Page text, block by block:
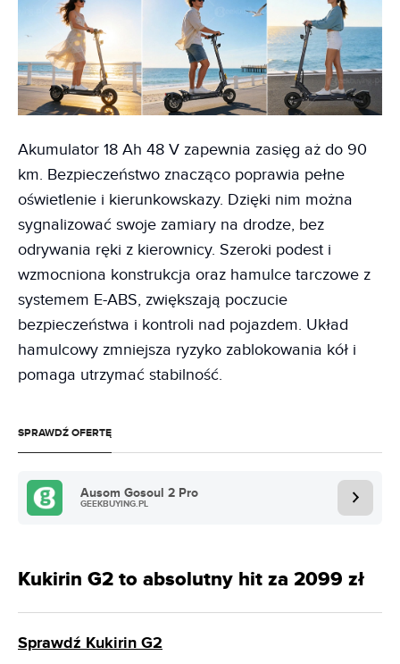
Akumulator 18 Ah 48 V zapewnia zasięg aż do 90
km. Bezpieczeństwo znacząco poprawia pełne
oświetlenie i kierunkowskazy. Dzięki nim można
sygnalizować swoje zamiary na drodze, bez
odrywania ręki z kierownicy. Szeroki podest i
wzmocniona konstrukcja oraz hamulce tarczowe z
systemem E-ABS, zwiększają poczucie
bezpieczeństwa i kontroli nad pojazdem. Układ
hamulcowy zmniejsza ryzyko zablokowania kół i
pomaga utrzymać stabilność.
SPRAWDŹ OFERTĘ
Ausom Gosoul 2 Pro
GEEKBUYING.PL
Kukirin G2 to absolutny hit za 2099 zł
Sprawdź Kukirin G2